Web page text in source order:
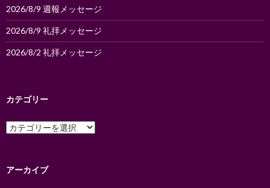
2026/8/9 週報メッセージ
2026/8/9 礼拝メッセージ
2026/8/2 礼拝メッセージ
カテゴリー
カ
テ
ー
アーカイブ